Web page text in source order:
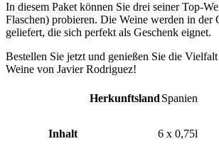
In diesem Paket können Sie drei seiner Top-
Flaschen) probieren. Die Weine werden in
geliefert, die sich perfekt als Geschenk eignet.
Bestellen Sie jetzt und genießen Sie die Vielfalt
Weine von Javier Rodriguez!
Herkunftsland Spanien
Inhalt 6 x 0,75l